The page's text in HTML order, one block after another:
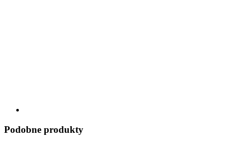
Podobne produkty